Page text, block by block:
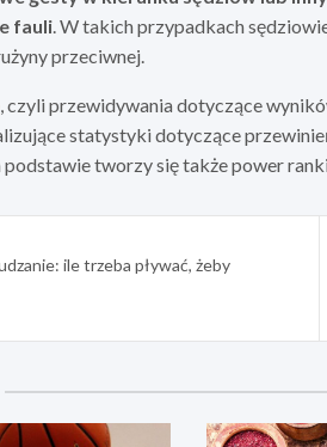
fauli. W takich przypadkach
przeciwnej.
, czyli przewidywania dotyczące
statystyki dotyczące
tworzy się także power
ile trzeba pływać, żeby